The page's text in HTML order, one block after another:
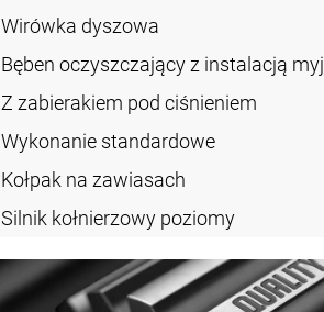
Wirówka dyszowa
Bęben oczyszczający z instalacją
Z zabierakiem pod ciśnieniem
Wykonanie standardowe
Kołpak na zawiasach
Silnik kołnierzowy poziomy